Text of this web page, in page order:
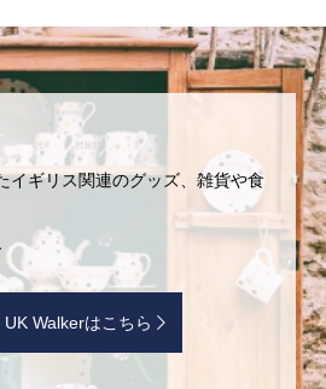
イギリス関連のグッズ、雑貨や食
Walkerはこちら